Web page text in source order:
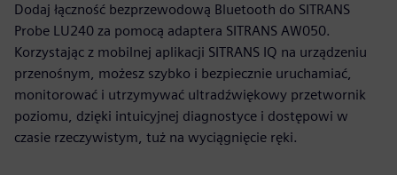
Dodaj łączność bezprzewodową Bluetooth do SITRANS
Probe LU240 za pomocą adaptera SITRANS AW050.
Korzystając z mobilnej aplikacji SITRANS IQ na urządzeniu
przenośnym, możesz szybko i bezpiecznie uruchamiać,
monitorować i utrzymywać ultradźwiękowy przetwornik
poziomu, dzięki intuicyjnej diagnostyce i dostępowi w
czasie rzeczywistym, tuż na wyciągnięcie ręki.